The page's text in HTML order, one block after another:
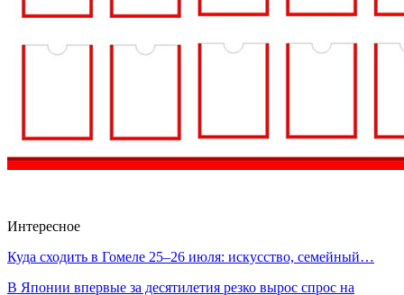
Интересное
Куда сходить в Гомеле 25–26 июля: искусство, семейный…
В Японии впервые за десятилетия резко вырос спрос на